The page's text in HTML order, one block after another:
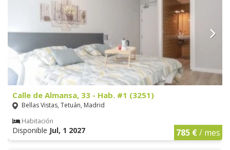
Calle de Almansa, 33 - Hab. #1 (3251)
Bellas Vistas, Tetuán, Madrid
Habitación
Disponible Jul, 1 2027 785 €/ mes